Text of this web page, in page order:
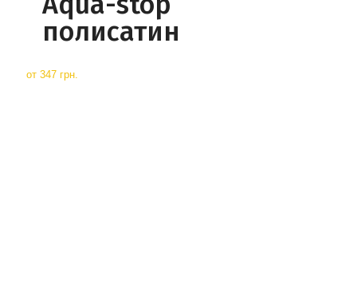
полисатин
от 347 грн.